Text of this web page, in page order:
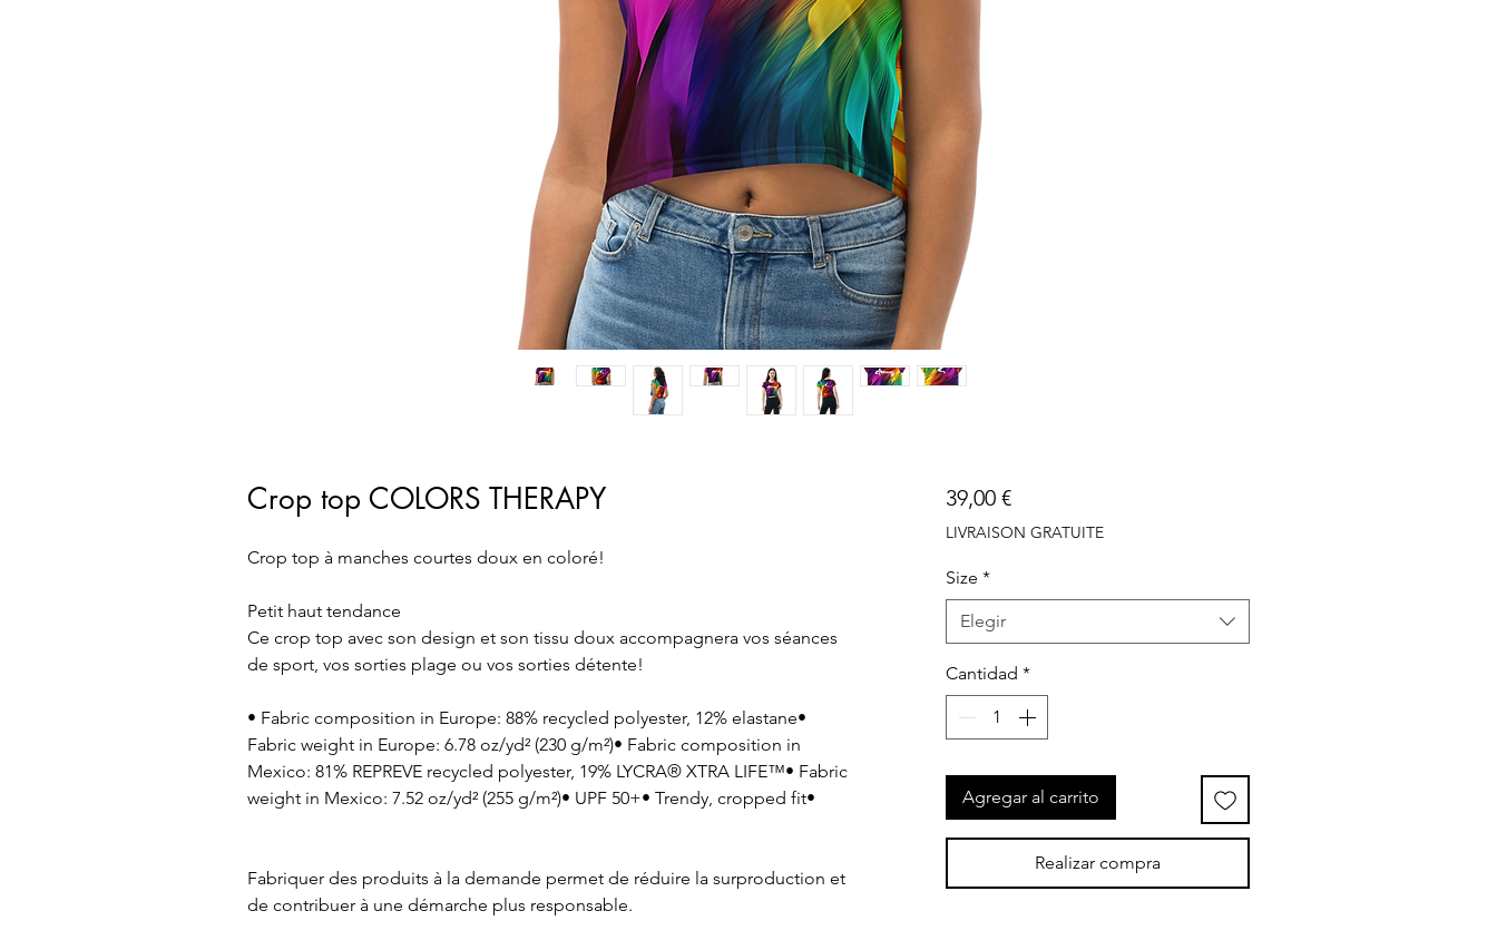
Crop top COLORS THERAPY
Crop top à manches courtes doux en coloré!
Petit haut tendance
Ce crop top avec son design et son tissu doux accompagnera vos séances
de sport, vos sorties plage ou vos sorties détente!
• Fabric composition in Europe: 88% recycled polyester, 12% elastane•
Fabric weight in Europe: 6.78 oz/yd² (230 g/m²)• Fabric composition in
Mexico: 81% REPREVE recycled polyester, 19% LYCRA® XTRA LIFE™• Fabric
weight in Mexico: 7.52 oz/yd² (255 g/m²)• UPF 50+• Trendy, cropped fit•
Fabriquer des produits à la demande permet de réduire la surproduction et
de contribuer à une démarche plus responsable.
39,00 €Precio
LIVRAISON GRATUITE
Size *
Elegir
Cantidad *
Agregar al carrito
Realizar compra